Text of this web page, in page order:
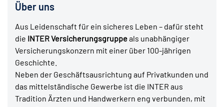
Über uns
Aus Leidenschaft für ein sicheres Leben – dafür steht
die INTER Versicherungsgruppeals unabhängiger
Versicherungskonzern mit einer über 100-jährigen
Geschichte.
Neben der Geschäftsausrichtung auf Privatkunden und
das mittelständische Gewerbe ist die INTER aus
Tradition Ärzten und Handwerkern eng verbunden, mit